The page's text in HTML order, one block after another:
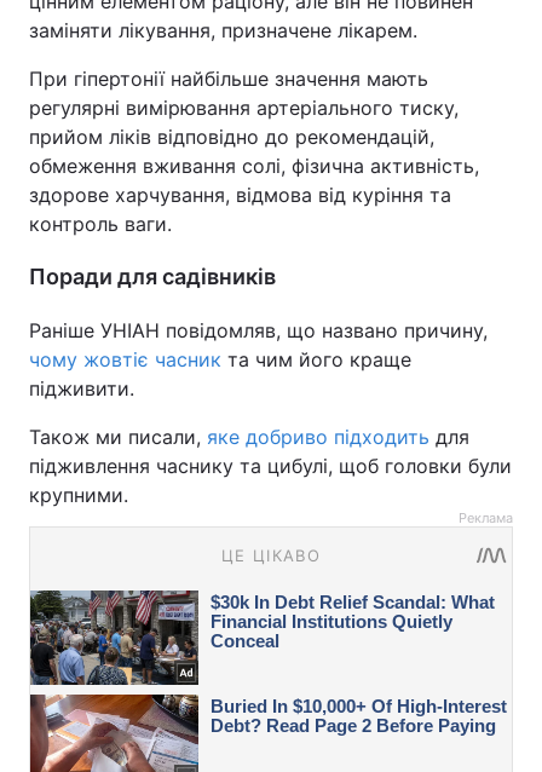
заміняти лікування, призначене лікарем.
При гіпертонії найбільше значення мають
регулярні вимірювання артеріального тиску,
прийом ліків відповідно до рекомендацій,
обмеження вживання солі, фізична активність,
здорове харчування, відмова від куріння та
контроль ваги.
Поради для садівників
Раніше УНІАН повідомляв, що названо причину,
чому жовтіє часник та чим його краще
підживити.
Також ми писали, яке добриво підходить для
підживлення часнику та цибулі, щоб головки були
крупними.
Реклама